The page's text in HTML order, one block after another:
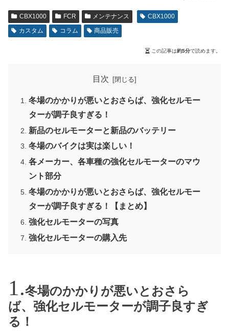
CBX1000 FCR メンテナンス
CBX1000
カスタム
コラム 商品販売
この記事は約5分で読めます。
目次
冬場のかかりが悪いとおさらば、強化セルモー
ターが調子良すぎる！
新品のセルモーターと新品のバッテリー
冬場のバイクは実は楽しい！
各メーカー、各車種の強化セルモーターのマウ
ント部分
冬場のかかりが悪いとおさらば、強化セルモー
ターが調子良すぎる！【まとめ】
強化セルモーターの写真
強化セルモーターの購入先
冬場のかかりが悪いとおさら
ば、強化セルモーターが調子良すぎ
る！